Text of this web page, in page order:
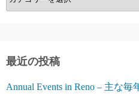
テ
ー
最近の投稿
Annual Events in Reno – 主な毎